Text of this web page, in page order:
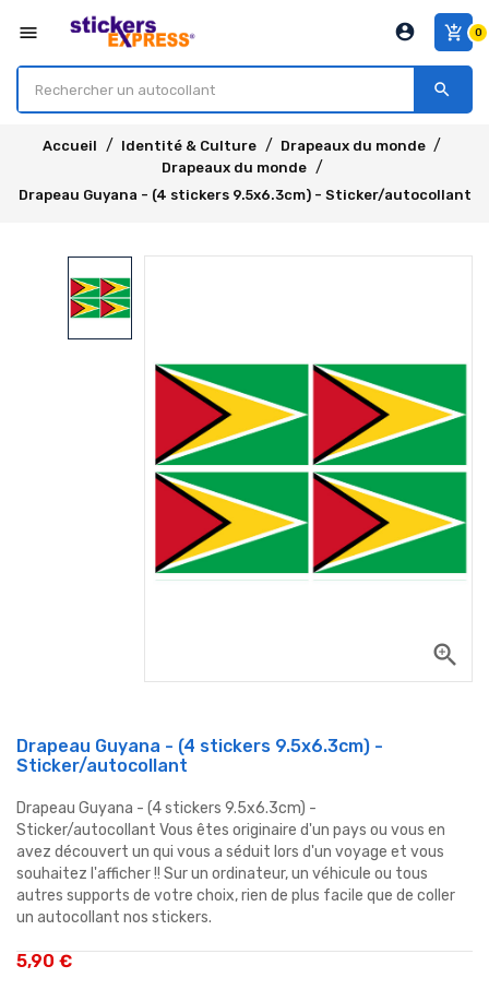
menu add_shopping_cart 0
account_circle
search
Accueil Identité & Culture
Drapeaux du monde
Drapeaux du monde
Drapeau Guyana - (4 stickers 9.5x6.3cm) - Sticker/autocollant
zoom_in
Drapeau Guyana - (4 stickers 9.5x6.3cm) -
Sticker/autocollant
Drapeau Guyana - (4 stickers 9.5x6.3cm) -
Sticker/autocollant Vous êtes originaire d'un pays ou vous en
avez découvert un qui vous a séduit lors d'un voyage et vous
souhaitez l'afficher !! Sur un ordinateur, un véhicule ou tous
autres supports de votre choix, rien de plus facile que de coller
un autocollant nos stickers.
5,90 €